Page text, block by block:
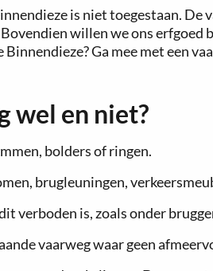
is niet toegestaan.
willen we ons erfgoed
Ga mee met een
wel en niet?
bolders of ringen.
brugleuningen,
verboden is, zoals onder
vaarweg waar geen